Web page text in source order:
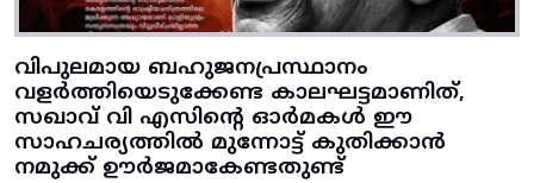
വിപുലമായ ബഹുജനപ്രസ്ഥാനം
വളർത്തിയെടുക്കേണ്ട കാലഘട്ടമാണിത്,
സഖാവ് വി എസിന്റെ ഓർമകൾ ഈ
സാഹചര്യത്തിൽ മുന്നോട്ട്‌ കുതിക്കാൻ
നമുക്ക് ഊർജമാകേണ്ടതുണ്ട്